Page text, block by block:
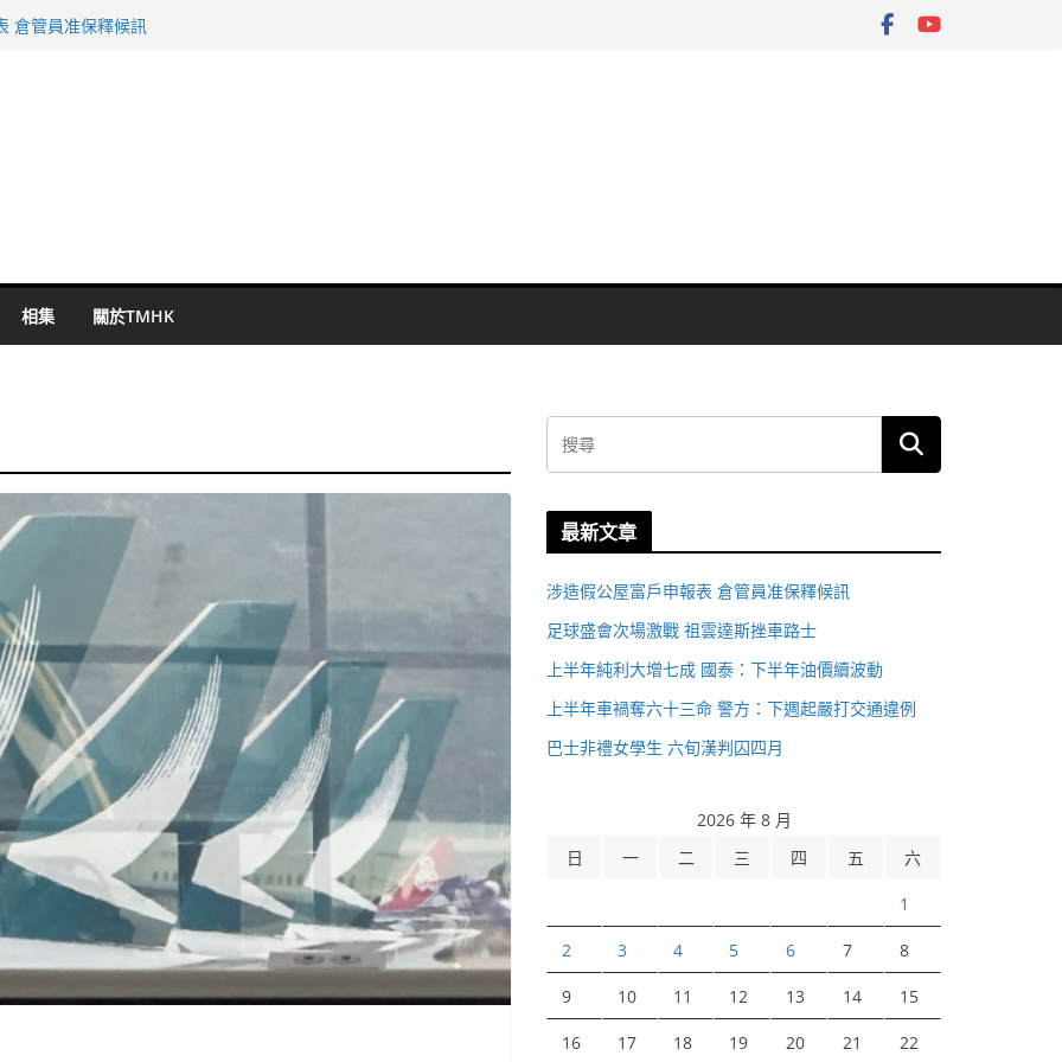
判囚四月
倉管員准保釋候訊
相集 關於TMHK
最新文章
涉造假公屋富戶申報表 倉管員准保釋候訊
足球盛會次場激戰 祖雲達斯挫車路士
上半年純利大增七成 國泰：下半年油價續波動
上半年車禍奪六十三命 警方：下週起嚴打交通違例
巴士非禮女學生 六旬漢判囚四月
2026 年 8 月
日
一 二 三 四 五 六
1
2 3 4 5 6 7 8
9 10 11 12 13 14 15
16 17 18 19 20 21 22